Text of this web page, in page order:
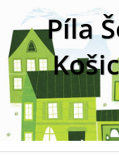
Píla